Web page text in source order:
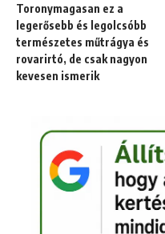
Toronymagasan ez a
legerősebb és legolcsóbb
természetes műtrágya és
rovarirtó, de csak nagyon
kevesen ismerik